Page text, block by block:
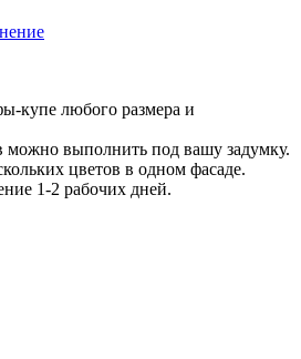
купе любого размера и
можно выполнить под вашу задумку.
цветов в одном фасаде.
1-2 рабочих дней.